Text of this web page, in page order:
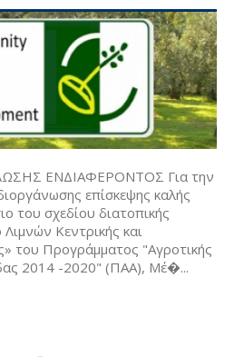
ΕΝΔΙΑΦΕΡΟΝΤΟΣ Για την
επίσκεψης καλής
του σχεδίου διατοπικής
Κεντρικής και
του Προγράμματος "Αγροτικής
2014 -2020" (ΠΑΑ), Μέ�...